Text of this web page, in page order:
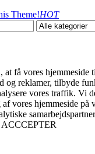
Theme!HOT
at få vores hjemmeside
og reklamer, tilbyde
vores traffik. Vi
vores hjemmeside på
ACCCEPTER